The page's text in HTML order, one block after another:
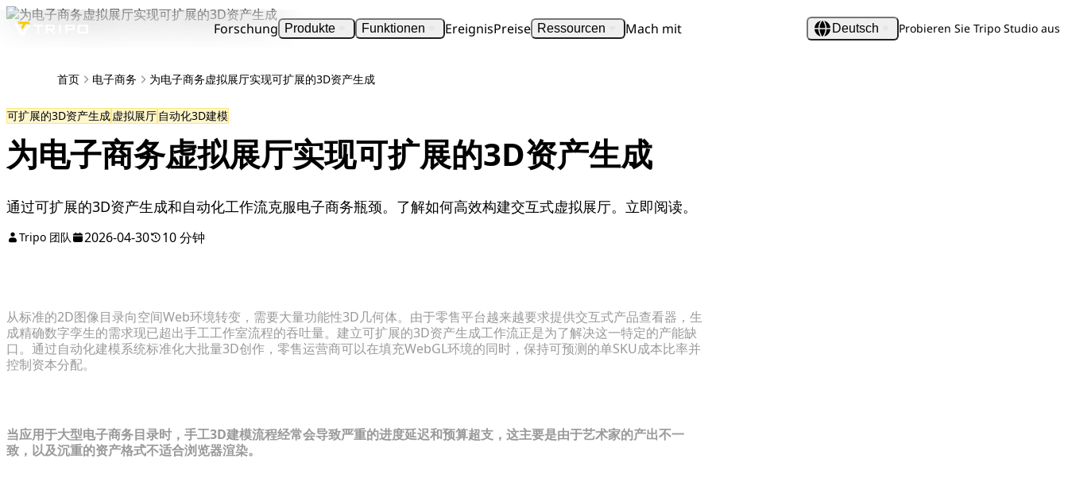
Forschung Produkte Funktionen EreignisPreise Ressourcen Mach mit Deutsch Probieren Sie Tripo Studio aus
首页 电子商务 为电子商务虚拟展厅实现可扩展的3D资产生成
可扩展的3D资产生成虚拟展厅 自动化3D建模
为电子商务虚拟展厅实现可扩展的3D资产生成
通过可扩展的3D资产生成和自动化工作流克服电子商务瓶颈。了解如何高效构建交互式虚拟展厅。立即阅读。
Tripo 团队 2026-04-30 10 分钟
从标准的2D图像目录向空间Web环境转变，需要大量功能性3D几何体。由于零售平台越来越要求提供交互式产品查看器，生
成精确数字孪生的需求现已超出手工工作室流程的吞吐量。建立可扩展的3D资产生成工作流正是为了解决这一特定的产能缺
口。通过自动化建模系统标准化大批量3D创作，零售运营商可以在填充WebGL环境的同时，保持可预测的单SKU成本比率并
控制资本分配。
当应用于大型电子商务目录时，手工3D建模流程经常会导致严重的进度延迟和预算超支，这主要是由于艺术家的产出不一
致，以及沉重的资产格式不适合浏览器渲染。